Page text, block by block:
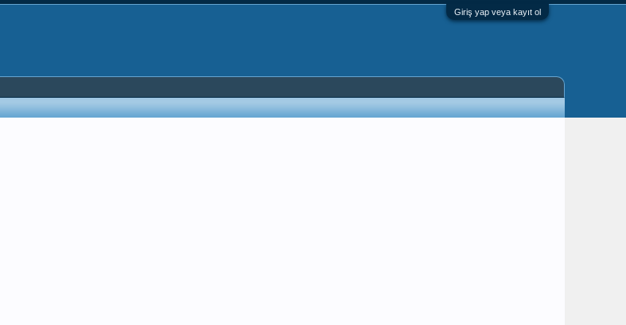
Giriş yap veya kayıt ol